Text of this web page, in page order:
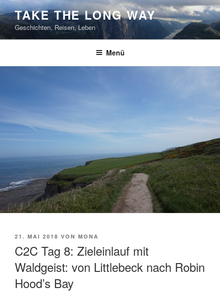
Zum
Inhalt
springen
TAKE THE LONG WAY
Geschichten, Reisen, Leben
Menü
VERÖFFENTLICHT
21. MAI 2018 VON MONA
C2C Tag 8: Zieleinlauf mit
Waldgeist: von Littlebeck nach Robin
Hood’s Bay